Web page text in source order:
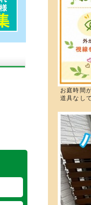
お庭時間
道具なし